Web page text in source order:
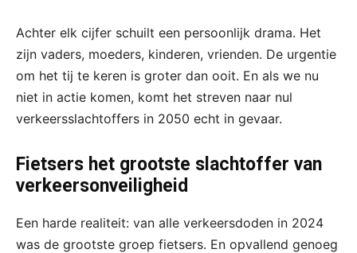
Achter elk cijfer schuilt een persoonlijk drama. Het
zijn vaders, moeders, kinderen, vrienden. De urgentie
om het tij te keren is groter dan ooit. En als we nu
niet in actie komen, komt het streven naar nul
verkeersslachtoffers in 2050 echt in gevaar.
Fietsers het grootste slachtoffer van
verkeersonveiligheid
Een harde realiteit: van alle verkeersdoden in 2024
was de grootste groep fietsers. En opvallend genoeg